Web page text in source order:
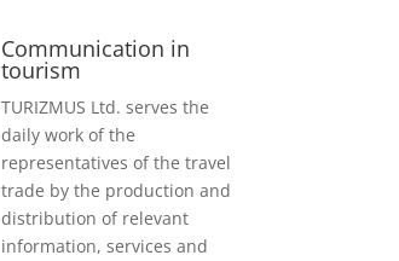
Communication in
tourism
TURIZMUS Ltd. serves the
daily work of the
representatives of the travel
trade by the production and
distribution of relevant
information, services and